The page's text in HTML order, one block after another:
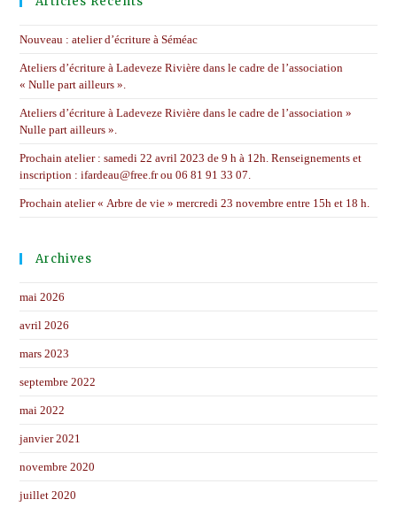
Nouveau : atelier d’écriture à Séméac
Ateliers d’écriture à Ladeveze Rivière dans le cadre de l’association
« Nulle part ailleurs ».
Ateliers d’écriture à Ladeveze Rivière dans le cadre de l’association »
Nulle part ailleurs ».
Prochain atelier : samedi 22 avril 2023 de 9 h à 12h. Renseignements et
inscription : ifardeau@free.fr ou 06 81 91 33 07.
Prochain atelier « Arbre de vie » mercredi 23 novembre entre 15h et 18 h.
Archives
mai 2026
avril 2026
mars 2023
septembre 2022
mai 2022
janvier 2021
novembre 2020
juillet 2020